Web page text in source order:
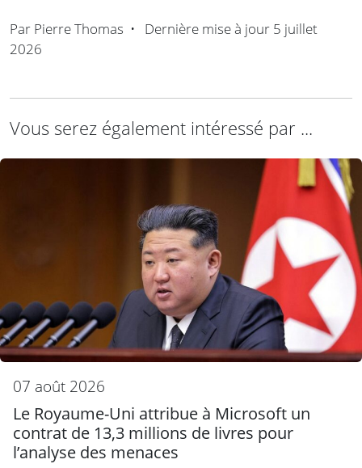
Par Pierre Thomas • Dernière mise à jour 5 juillet
2026
Vous serez également intéressé par ...
07 août 2026
Le Royaume-Uni attribue à Microsoft un
contrat de 13,3 millions de livres pour
l’analyse des menaces